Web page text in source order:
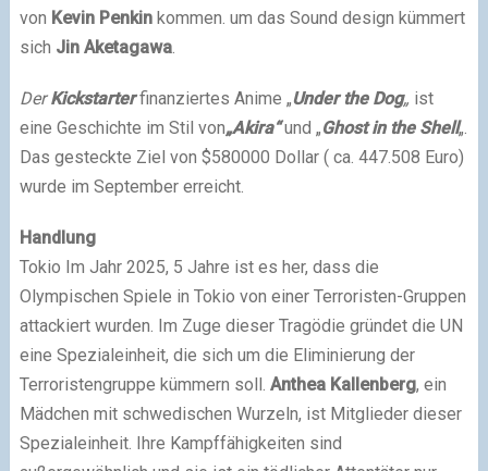
von Kevin Penkinkommen. um das Sound design kümmert
sich Jin Aketagawa.
DerKickstarterfinanziertes Anime „Under the Dog„ ist
eine Geschichte im Stil von„Akira“und „Ghost in the Shell„.
Das gesteckte Ziel von $580000 Dollar ( ca. 447.508 Euro)
wurde im September erreicht.
Handlung
Tokio Im Jahr 2025, 5 Jahre ist es her, dass die
Olympischen Spiele in Tokio von einer Terroristen-Gruppen
attackiert wurden. Im Zuge dieser Tragödie gründet die UN
eine Spezialeinheit, die sich um die Eliminierung der
Terroristengruppe kümmern soll. Anthea Kallenberg, ein
Mädchen mit schwedischen Wurzeln, ist Mitglieder dieser
Spezialeinheit. Ihre Kampffähigkeiten sind